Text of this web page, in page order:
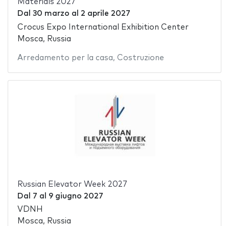
Materials 2027
Dal 30 marzo al 2 aprile 2027
Crocus Expo International Exhibition Center
Mosca, Russia
Arredamento per la casa, Costruzione
Russian Elevator Week 2027
Dal 7 al 9 giugno 2027
VDNH
Mosca, Russia